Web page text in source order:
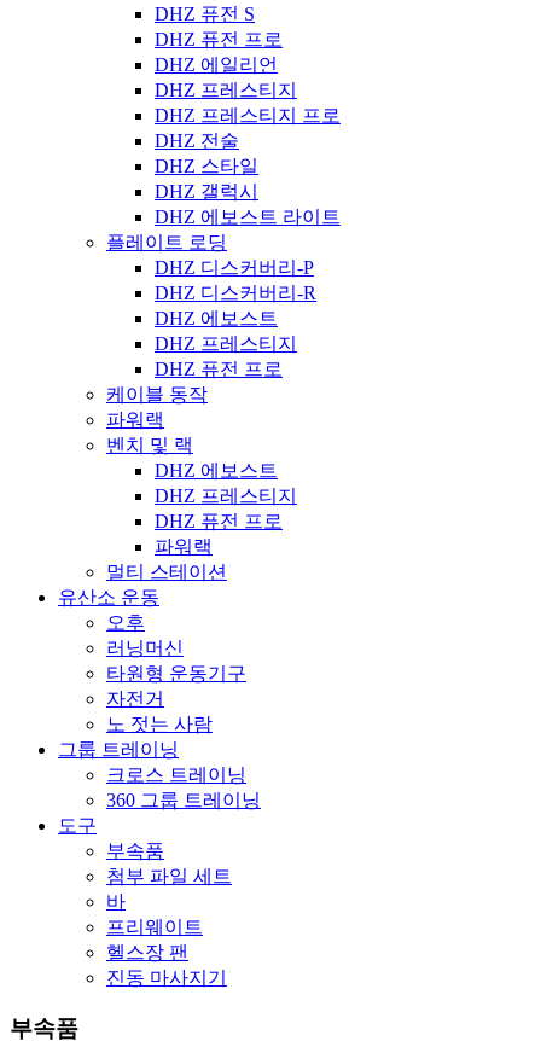
DHZ 퓨전 S
DHZ 퓨전 프로
DHZ 에일리언
DHZ 프레스티지
DHZ 프레스티지 프로
DHZ 전술
DHZ 스타일
DHZ 갤럭시
DHZ 에보스트 라이트
플레이트 로딩
DHZ 디스커버리-P
DHZ 디스커버리-R
DHZ 에보스트
DHZ 프레스티지
DHZ 퓨전 프로
케이블 동작
파워랙
벤치 및 랙
DHZ 에보스트
DHZ 프레스티지
DHZ 퓨전 프로
파워랙
멀티 스테이션
유산소 운동
오후
러닝머신
타원형 운동기구
자전거
노 젓는 사람
그룹 트레이닝
크로스 트레이닝
360 그룹 트레이닝
도구
부속품
첨부 파일 세트
바
프리웨이트
헬스장 팬
진동 마사지기
부속품